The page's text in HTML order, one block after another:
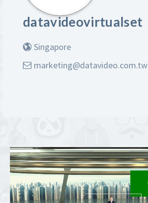
datavideovirtualset
Singapore
marketing@datavideo.com.tw